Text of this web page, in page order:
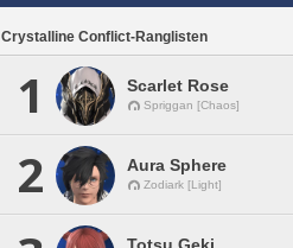
Crystalline Conflict-Ranglisten
1 Scarlet Rose
Spriggan [Chaos]
2 Aura Sphere
Zodiark [Light]